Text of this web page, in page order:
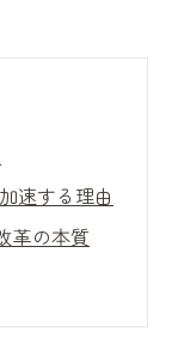
速する理由
革の本質
的な効果